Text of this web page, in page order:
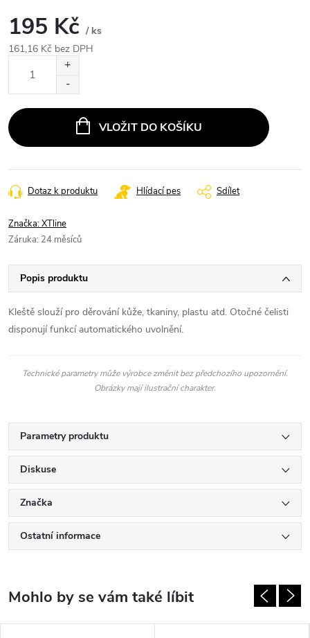
195 Kč / ks
161,16 Kč bez DPH
VLOŽIT DO KOŠÍKU
Dotaz k produktu Hlídací pes Sdílet
Značka:XTline
Záruka: 24 měsíců
Popis produktu
Kleště slouží pro děrování kůže, tkaniny, plastu atd. Otočné čelisti
disponují funkcí automatického uvolnění.
Technické parametry může výrobce změnit bez předchozího upozornění.
Obrázky mají ilustrační charakter.
Parametry produktu
Diskuse
Značka
Ostatní informace